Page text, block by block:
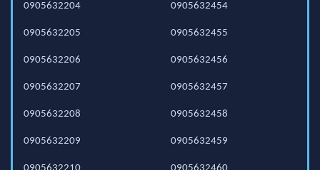
0905632204
0905632205
0905632206
0905632207
0905632208
0905632209
0905632454
0905632455
0905632456
0905632457
0905632458
0905632459